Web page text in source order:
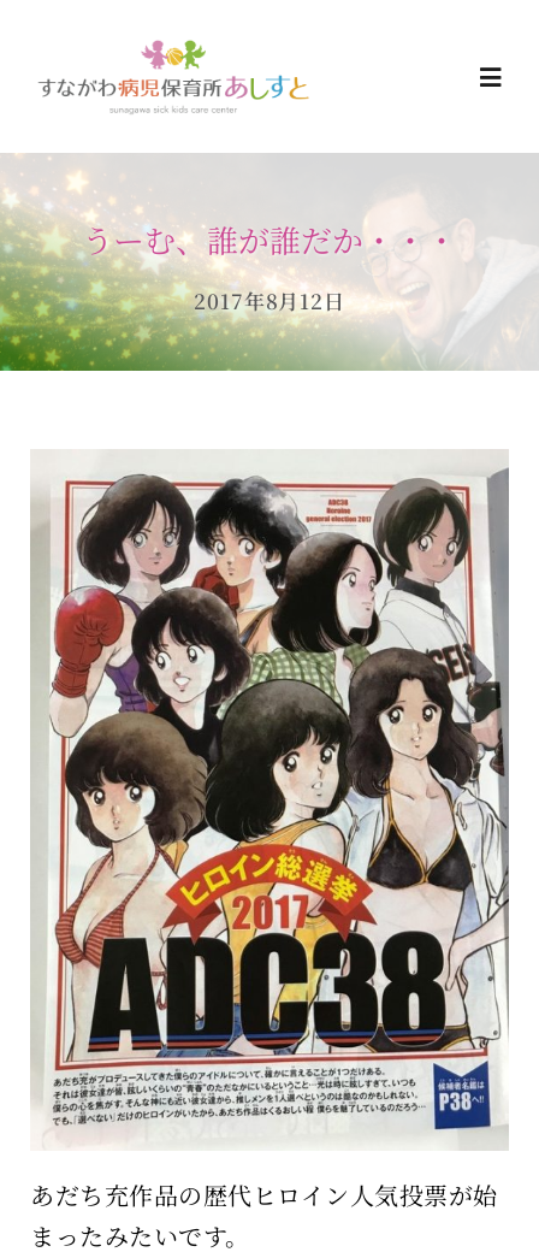
content
HOME
お知らせ
ご予約について
当日の過ごし方
保育所のご案内
ボヤキ100%
うーむ、誰が誰だか・・・
2017年8月12日
あだち充作品の歴代ヒロイン人気投票が始
まったみたいです。